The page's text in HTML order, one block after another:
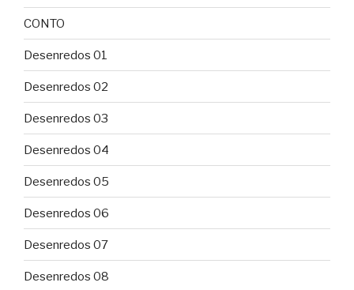
CONTO
Desenredos 01
Desenredos 02
Desenredos 03
Desenredos 04
Desenredos 05
Desenredos 06
Desenredos 07
Desenredos 08